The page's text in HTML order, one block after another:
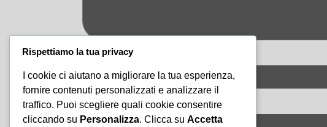
Nome*
Email*
Rispettiamo la tua privacy
I cookie ci aiutano a migliorare la tua esperienza,
fornire contenuti personalizzati e analizzare il
traffico. Puoi scegliere quali cookie consentire
cliccando su Personalizza. Clicca su Accetta